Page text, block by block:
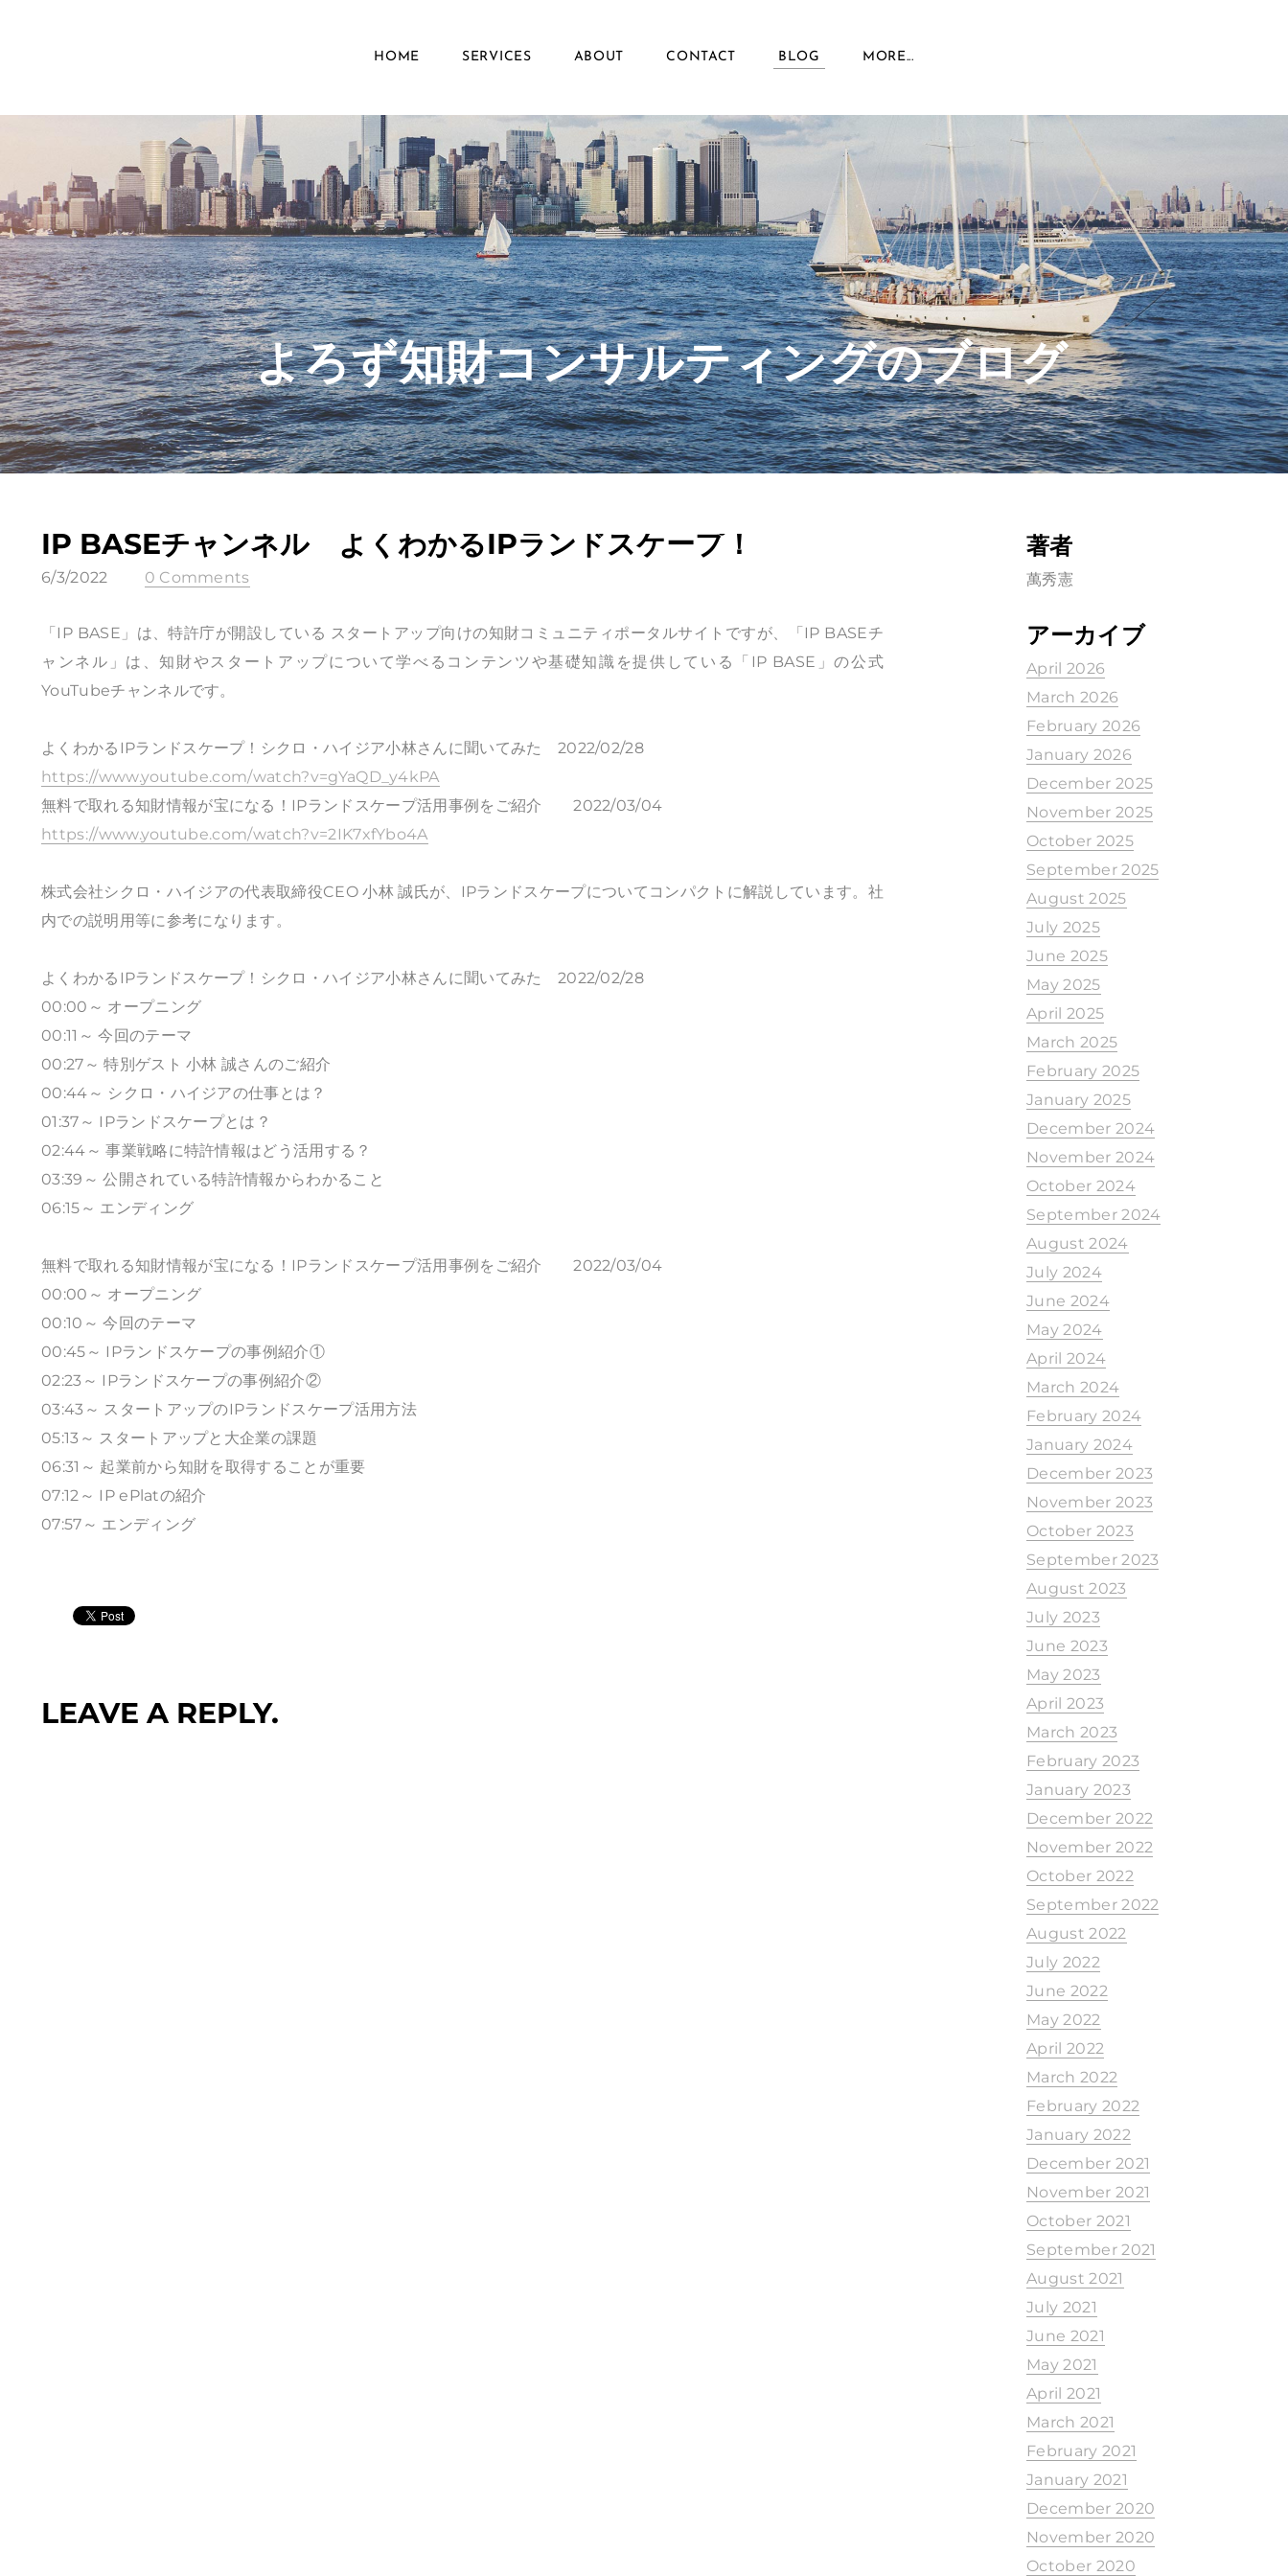
HOME SERVICES ABOUT CONTACT BLOG MORE...
​よろず知財コンサルティングのブログ
IP BASEチャンネル よくわかるIPランドスケープ！
6/3/2022 0 Comments
「IP BASE」は、特許庁が開設している スタートアップ向けの知財コミュニティポータルサイトですが、「IP BASEチ
ャンネル」は、知財やスタートアップについて学べるコンテンツや基礎知識を提供している「IP BASE」の公式
YouTubeチャンネルです。
よくわかるIPランドスケープ！シクロ・ハイジア小林さんに聞いてみた 2022/02/28
https://www.youtube.com/watch?v=gYaQD_y4kPA
無料で取れる知財情報が宝になる！IPランドスケープ活用事例をご紹介 2022/03/04
https://www.youtube.com/watch?v=2IK7xfYbo4A
株式会社シクロ・ハイジアの代表取締役CEO 小林 誠氏が、IPランドスケープについてコンパクトに解説しています。社
内での説明用等に参考になります。
よくわかるIPランドスケープ！シクロ・ハイジア小林さんに聞いてみた 2022/02/28
00:00～ オープニング
00:11～ 今回のテーマ
00:27～ 特別ゲスト 小林 誠さんのご紹介
00:44～ シクロ・ハイジアの仕事とは？
01:37～ IPランドスケープとは？
02:44～ 事業戦略に特許情報はどう活用する？
03:39～ 公開されている特許情報からわかること
06:15～ エンディング
無料で取れる知財情報が宝になる！IPランドスケープ活用事例をご紹介 2022/03/04
00:00～ オープニング
00:10～ 今回のテーマ
00:45～ IPランドスケープの事例紹介①
02:23～ IPランドスケープの事例紹介②
03:43～ スタートアップのIPランドスケープ活用方法
05:13～ スタートアップと大企業の課題
06:31～ 起業前から知財を取得することが重要
07:12～ IP ePlatの紹介
07:57～ エンディング
LEAVE A REPLY.
著者
萬秀憲
アーカイブ
April 2026
March 2026
February 2026
January 2026
December 2025
November 2025
October 2025
September 2025
August 2025
July 2025
June 2025
May 2025
April 2025
March 2025
February 2025
January 2025
December 2024
November 2024
October 2024
September 2024
August 2024
July 2024
June 2024
May 2024
April 2024
March 2024
February 2024
January 2024
December 2023
November 2023
October 2023
September 2023
August 2023
July 2023
June 2023
May 2023
April 2023
March 2023
February 2023
January 2023
December 2022
November 2022
October 2022
September 2022
August 2022
July 2022
June 2022
May 2022
April 2022
March 2022
February 2022
January 2022
December 2021
November 2021
October 2021
September 2021
August 2021
July 2021
June 2021
May 2021
April 2021
March 2021
February 2021
January 2021
December 2020
November 2020
October 2020